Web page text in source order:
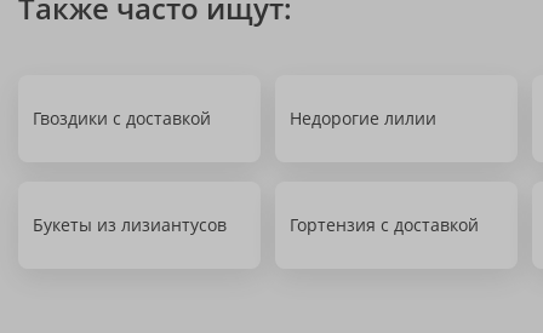
Гвоздики с доставкой Недорогие лилии
Букеты из лизиантусов Гортензия с доставкой